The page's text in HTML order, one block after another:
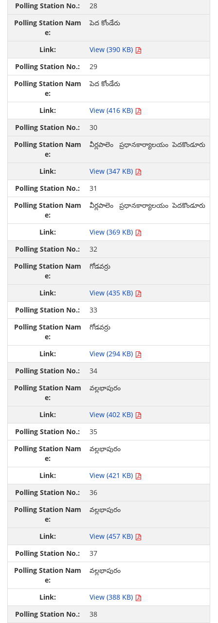
28
పెద కోండేరు
View (390 KB)
29
పెద కోండేరు
View (416 KB)
30
వీర్లపాలెం ప్రధానకార్యాలయం పెదకొండూరు
View (347 KB)
31
వీర్లపాలెం ప్రధానకార్యాలయం పెదకొండూరు
View (369 KB)
32
గోడవర్రు
View (435 KB)
33
గోడవర్రు
View (294 KB)
34
వల్లభాపురం
View (402 KB)
35
వల్లభాపురం
View (421 KB)
36
వల్లభాపురం
View (457 KB)
37
వల్లభాపురం
View (388 KB)
38